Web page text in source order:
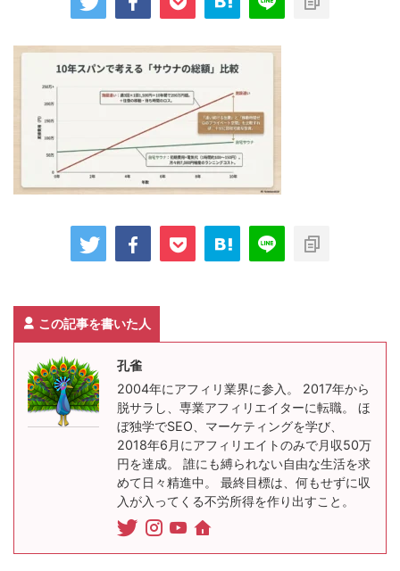
この記事を書いた人
孔雀
2004年にアフィリ業界に参入。 2017年から
脱サラし、専業アフィリエイターに転職。 ほ
ぼ独学でSEO、マーケティングを学び、
2018年6月にアフィリエイトのみで月収50万
円を達成。 誰にも縛られない自由な生活を求
めて日々精進中。 最終目標は、何もせずに収
入が入ってくる不労所得を作り出すこと。